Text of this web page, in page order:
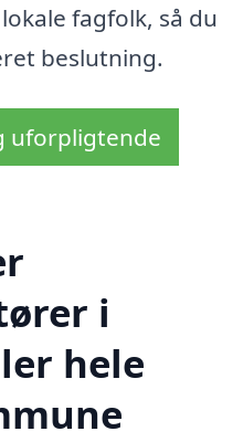
fagfolk, så du
beslutning.
uforpligtende
i
hele